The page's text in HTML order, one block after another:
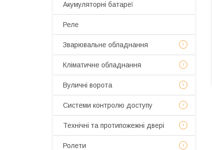
Акумуляторні батареї
Реле
Зварювальне обладнання
Кліматичне обладнання
Вуличні ворота
Системи контролю доступу
Технічні та протипожежні двері
Ролети